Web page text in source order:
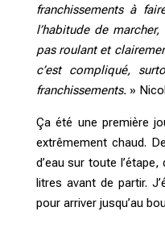
franchissements à
l’habitude de marcher,
pas roulant et
c’est compliqué,
franchissements.»
Ça été une première
extrêmement chaud.
d’eau sur toute
litres avant de partir.
pour arriver jusqu’au